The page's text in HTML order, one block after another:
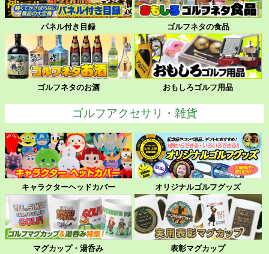
パネル付き目録 ゴルフネタの食品
ゴルフネタのお酒 おもしろゴルフ用品
ゴルフアクセサリ・雑貨
キャラクターヘッドカバー オリジナルゴルフグッズ
マグカップ・湯呑み 表彰マグカップ